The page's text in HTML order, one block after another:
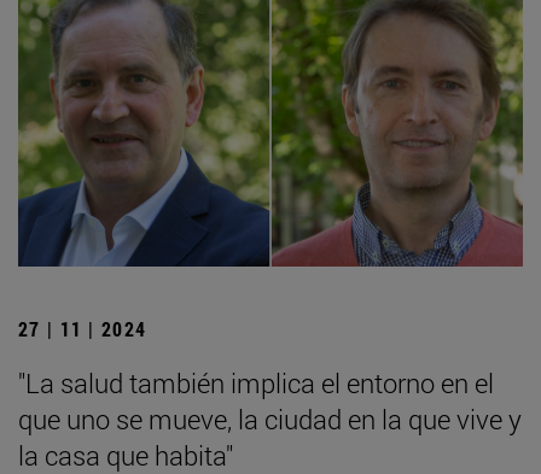
27 | 11 | 2024
"La salud también implica el entorno en el
que uno se mueve, la ciudad en la que vive y
la casa que habita"